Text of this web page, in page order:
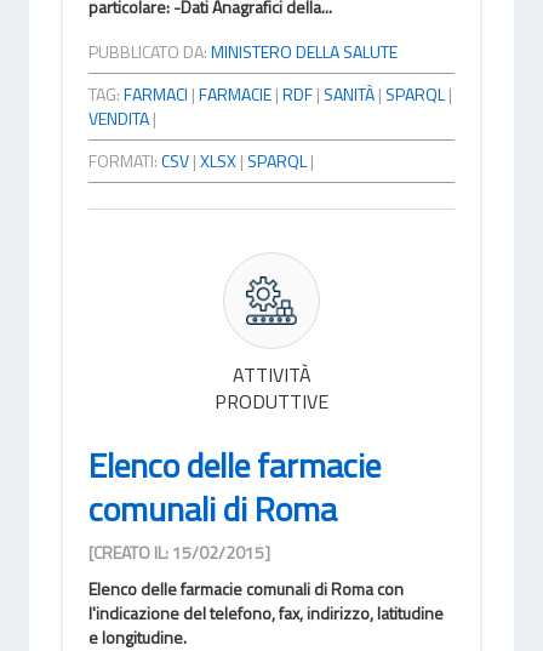
particolare: -Dati Anagrafici della...
PUBBLICATO DA:MINISTERO DELLA SALUTE
TAG:FARMACI |FARMACIE|RDF| SANITÀ| SPARQL|
VENDITA|
FORMATI:CSV|XLSX| SPARQL|
ATTIVITÀ
PRODUTTIVE
Elenco delle farmacie
comunali di Roma
[CREATO IL: 15/02/2015]
Elenco delle farmacie comunali di Roma con
l'indicazione del telefono, fax, indirizzo, latitudine
e longitudine.